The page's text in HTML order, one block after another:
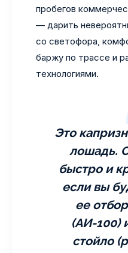
пробегов
— дарить
со светофора,
баржу по трассе и
технологиями.
Это
лошадь.
быстро и
если вы
ее
(АИ-100)
стойло